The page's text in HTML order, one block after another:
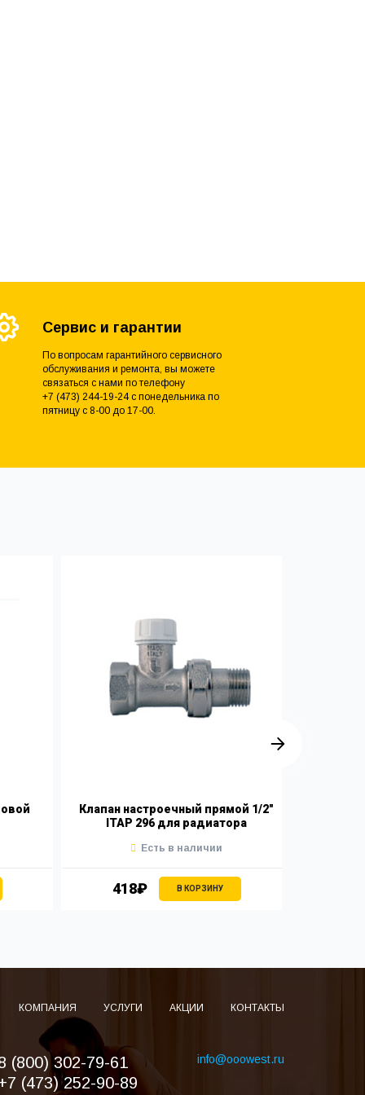
Сервис и гарантии
По вопросам гарантийного сервисного
обслуживания и ремонта, вы можете
связаться с нами по телефону
+7 (473) 244-19-24 с понедельника по
пятницу с 8-00 до 17-00.
Клапан настроечный прямой 1/2"
ITAP 296 для радиатора
418₽ В КОРЗИНУ
Есть в наличии
КОМПАНИЯ УСЛУГИ АКЦИИ КОНТАКТЫ
(800) 302-79-61
(473) 252-90-89
info@ooowest.ru